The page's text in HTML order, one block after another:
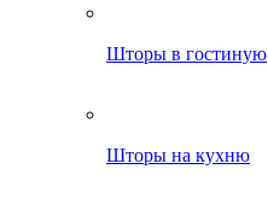
Шторы в гостиную
Шторы на кухню